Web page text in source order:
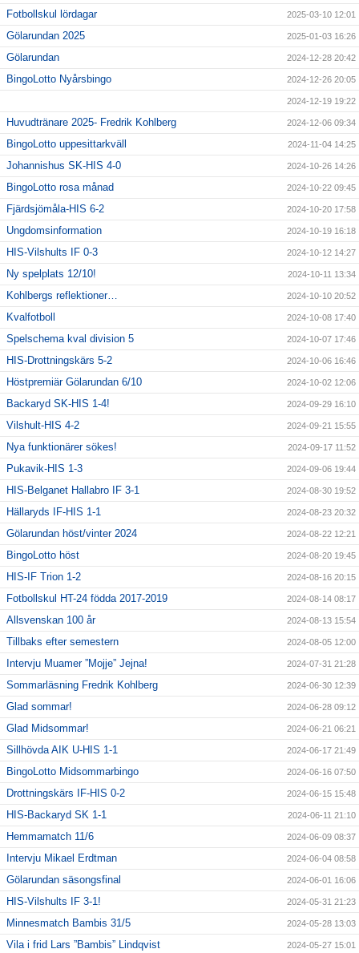
Fotbollskul lördagar 2025-03-10 12:01
Gölarundan 2025 2025-01-03 16:26
Gölarundan 2024-12-28 20:42
BingoLotto Nyårsbingo 2024-12-26 20:05
2024-12-19 19:22
Huvudtränare 2025- Fredrik Kohlberg 2024-12-06 09:34
BingoLotto uppesittarkväll 2024-11-04 14:25
Johannishus SK-HIS 4-0 2024-10-26 14:26
BingoLotto rosa månad 2024-10-22 09:45
Fjärdsjömåla-HIS 6-2 2024-10-20 17:58
Ungdomsinformation 2024-10-19 16:18
HIS-Vilshults IF 0-3 2024-10-12 14:27
Ny spelplats 12/10! 2024-10-11 13:34
Kohlbergs reflektioner… 2024-10-10 20:52
Kvalfotboll 2024-10-08 17:40
Spelschema kval division 5 2024-10-07 17:46
HIS-Drottningskärs 5-2 2024-10-06 16:46
Höstpremiär Gölarundan 6/10 2024-10-02 12:06
Backaryd SK-HIS 1-4! 2024-09-29 16:10
Vilshult-HIS 4-2 2024-09-21 15:55
Nya funktionärer sökes! 2024-09-17 11:52
Pukavik-HIS 1-3 2024-09-06 19:44
HIS-Belganet Hallabro IF 3-1 2024-08-30 19:52
Hällaryds IF-HIS 1-1 2024-08-23 20:32
Gölarundan höst/vinter 2024 2024-08-22 12:21
BingoLotto höst 2024-08-20 19:45
HIS-IF Trion 1-2 2024-08-16 20:15
Fotbollskul HT-24 födda 2017-2019 2024-08-14 08:17
Allsvenskan 100 år 2024-08-13 15:54
Tillbaks efter semestern 2024-08-05 12:00
Intervju Muamer ”Mojje” Jejna! 2024-07-31 21:28
Sommarläsning Fredrik Kohlberg 2024-06-30 12:39
Glad sommar! 2024-06-28 09:12
Glad Midsommar! 2024-06-21 06:21
Sillhövda AIK U-HIS 1-1 2024-06-17 21:49
BingoLotto Midsommarbingo 2024-06-16 07:50
Drottningskärs IF-HIS 0-2 2024-06-15 15:48
HIS-Backaryd SK 1-1 2024-06-11 21:10
Hemmamatch 11/6 2024-06-09 08:37
Intervju Mikael Erdtman 2024-06-04 08:58
Gölarundan säsongsfinal 2024-06-01 16:06
HIS-Vilshults IF 3-1! 2024-05-31 21:23
Minnesmatch Bambis 31/5 2024-05-28 13:03
Vila i frid Lars ”Bambis” Lindqvist 2024-05-27 15:01